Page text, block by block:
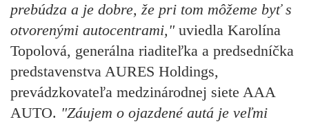
prebúdza a je dobre, že pri tom môžeme byť s
otvorenými autocentrami," uviedla Karolína
Topolová, generálna riaditeľka a predsedníčka
predstavenstva AURES Holdings,
prevádzkovateľa medzinárodnej siete AAA
AUTO. "Záujem o ojazdené autá je veľmi